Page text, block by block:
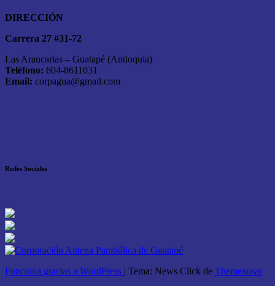
DIRECCIÓN
Carrera 27 #31-72
Las Araucarias – Guatapé (Antioquia)
Teléfono: 604-8611031
Email: corpagua@gmail.com
Redes Sociales
Funciona gracias a WordPress | Tema: News Click de Themeansar